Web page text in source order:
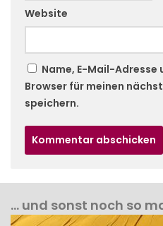
Website
Name, E-Mail-Adresse
Browser für meinen
speichern.
… und sonst noch so